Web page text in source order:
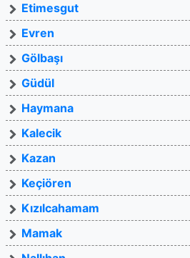
Etimesgut
Evren
Gölbaşı
Güdül
Haymana
Kalecik
Kazan
Keçiören
Kızılcahamam
Mamak